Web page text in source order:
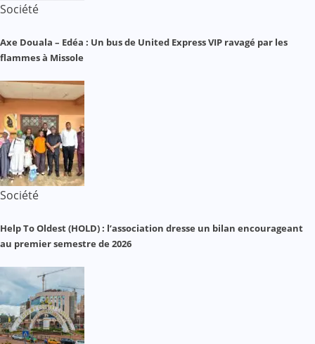
Société
Axe Douala – Edéa : Un bus de United Express VIP ravagé par les
flammes à Missole
Société
Help To Oldest (HOLD) : l’association dresse un bilan encourageant
au premier semestre de 2026